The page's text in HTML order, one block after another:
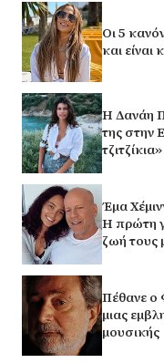
Οι 5
και
Η Δανάη
της στην
τζιτζίκια»
Έμα
Η πρώτη
ζωή τους
Πέθανε ο
μιας
μουσικής